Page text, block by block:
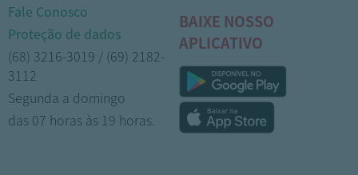
Fale Conosco
Proteção de dados
(68) 3216-3019 / (69) 2182-
3112
Segunda a domingo
das 07 horas às 19 horas.
BAIXE NOSSO
APLICATIVO